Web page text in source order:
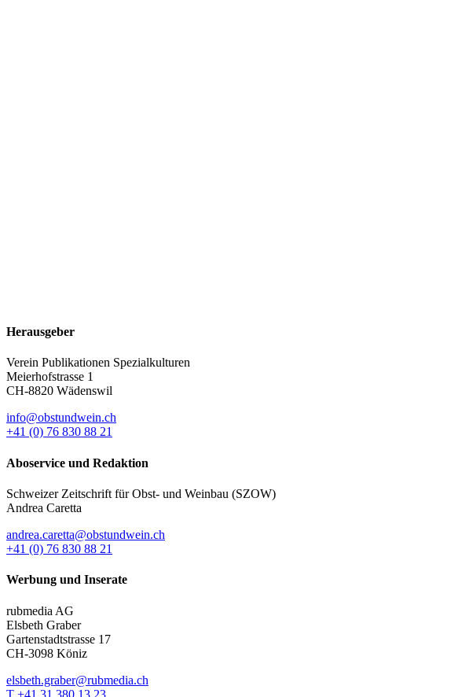
Herausgeber
Verein Publikationen Spezialkulturen
Meierhofstrasse 1
CH-8820 Wädenswil
info@obstundwein.ch
+41 (0) 76 830 88 21
Aboservice und Redaktion
Schweizer Zeitschrift für Obst- und Weinbau (SZOW)
Andrea Caretta
andrea.caretta@obstundwein.ch
+41 (0) 76 830 88 21
Werbung und Inserate
rubmedia AG
Elsbeth Graber
Gartenstadtstrasse 17
CH-3098 Köniz
elsbeth.graber@rubmedia.ch
T +41 31 380 13 23